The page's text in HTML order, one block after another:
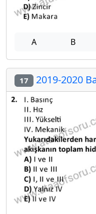
A B
17 2019-2020